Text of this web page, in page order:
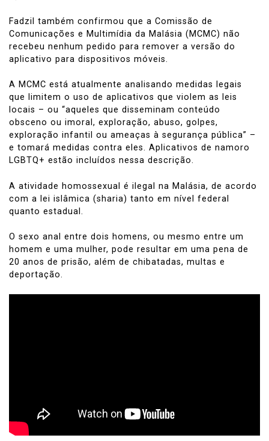
Fadzil também confirmou que a Comissão de
Comunicações e Multimídia da Malásia (MCMC) não
recebeu nenhum pedido para remover a versão do
aplicativo para dispositivos móveis.
A MCMC está atualmente analisando medidas legais
que limitem o uso de aplicativos que violem as leis
locais – ou “aqueles que disseminam conteúdo
obsceno ou imoral, exploração, abuso, golpes,
exploração infantil ou ameaças à segurança pública” –
e tomará medidas contra eles. Aplicativos de namoro
LGBTQ+ estão incluídos nessa descrição.
A atividade homossexual é ilegal na Malásia, de acordo
com a lei islâmica (sharia) tanto em nível federal
quanto estadual.
O sexo anal entre dois homens, ou mesmo entre um
homem e uma mulher, pode resultar em uma pena de
20 anos de prisão, além de chibatadas, multas e
deportação.